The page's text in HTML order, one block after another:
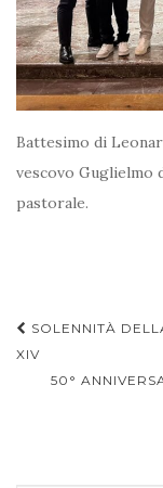
Battesimo di
vescovo Guglielmo
pastorale.
articoli
SOLENNITÀ
XIV
50°